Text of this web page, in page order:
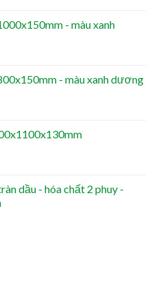
- màu xanh
- màu xanh dương
dầu - hóa chất 2 phuy -